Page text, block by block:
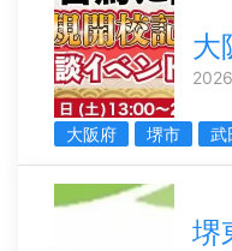
大
大阪府 堺市 武
堺